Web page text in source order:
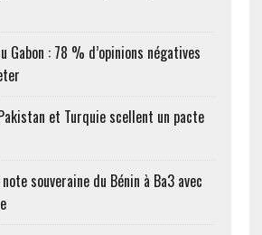
Gabon : 78 % d’opinions négatives
et Turquie scellent un pacte
souveraine du Bénin à Ba3 avec